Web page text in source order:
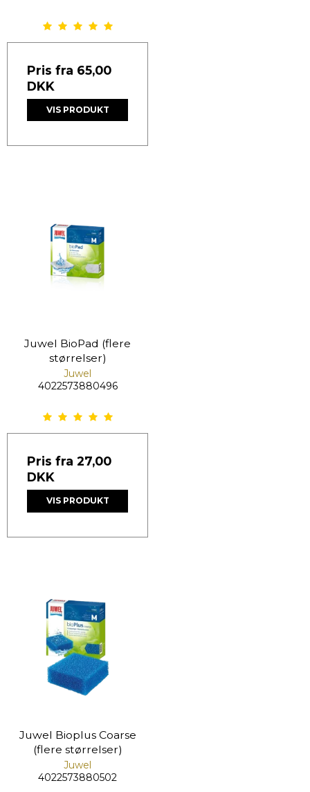
Pris fra 65,00
DKK
VIS PRODUKT
Juwel BioPad (flere
størrelser)
Juwel
4022573880496
Pris fra 27,00
DKK
VIS PRODUKT
Juwel Bioplus Coarse
(flere størrelser)
Juwel
4022573880502